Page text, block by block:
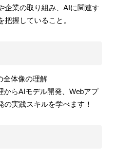
業の取り組み、 AIに関連す
把握していること。
全体像の理解
からAIモデル開発、 Webアプ
の実践スキルを学べます！